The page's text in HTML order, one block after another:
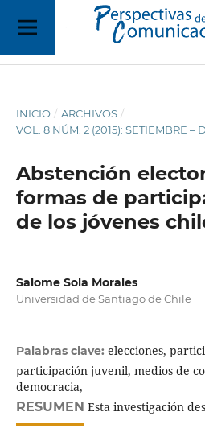
INICIO / ARCHIVOS /
VOL. 8 NÚM. 2 (2015): SETIEMBRE –
Abstención
formas de
de los jóvenes
Salome Sola Morales
Universidad de Santiago de Chile
Palabras clave: elecciones,
participación juvenil, medios de
democracia,
RESUMEN Esta investigación